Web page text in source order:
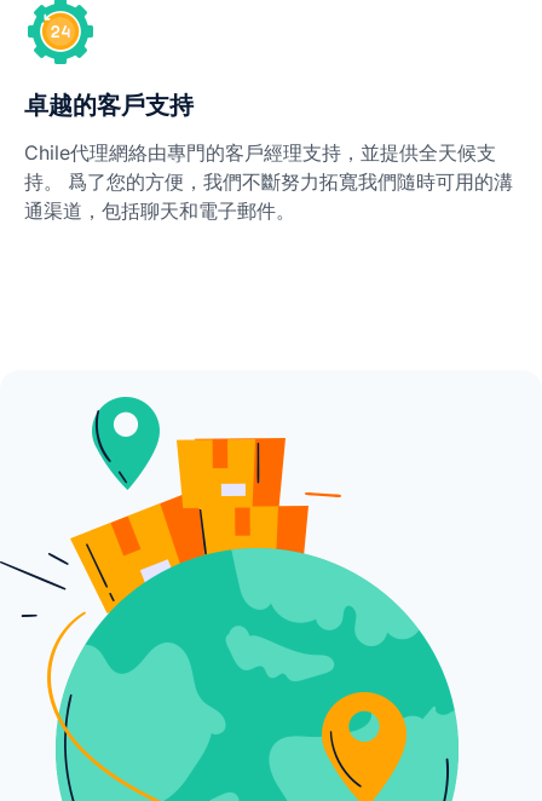
卓越的客戶支持
Chile代理網絡由專門的客戶經理支持，並提供全天候支
持。 爲了您的方便，我們不斷努力拓寬我們隨時可用的溝
通渠道，包括聊天和電子郵件。